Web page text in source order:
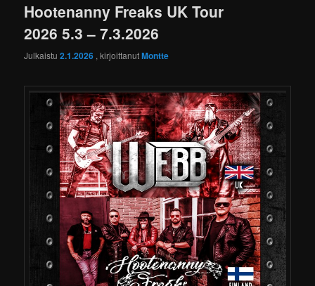
Hootenanny Freaks UK Tour
2026 5.3 – 7.3.2026
Julkaistu2.1.2026 , kirjoittanutMontte